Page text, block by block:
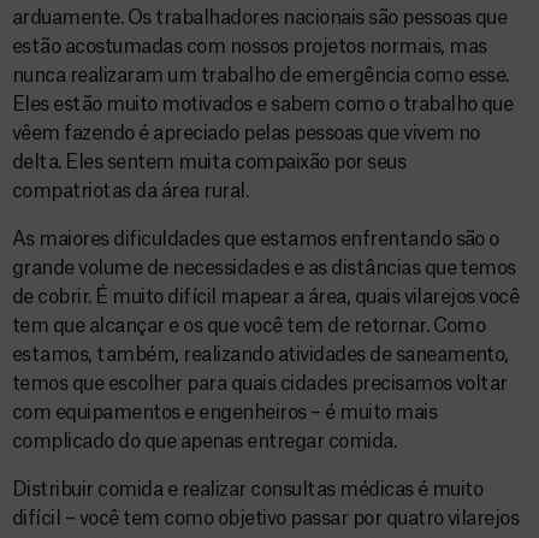
arduamente. Os trabalhadores nacionais são pessoas que
estão acostumadas com nossos projetos normais, mas
nunca realizaram um trabalho de emergência como esse.
Eles estão muito motivados e sabem como o trabalho que
vêem fazendo é apreciado pelas pessoas que vivem no
delta. Eles sentem muita compaixão por seus
compatriotas da área rural.
As maiores dificuldades que estamos enfrentando são o
grande volume de necessidades e as distâncias que temos
de cobrir. É muito difícil mapear a área, quais vilarejos você
tem que alcançar e os que você tem de retornar. Como
estamos, também, realizando atividades de saneamento,
temos que escolher para quais cidades precisamos voltar
com equipamentos e engenheiros – é muito mais
complicado do que apenas entregar comida.
Distribuir comida e realizar consultas médicas é muito
difícil – você tem como objetivo passar por quatro vilarejos